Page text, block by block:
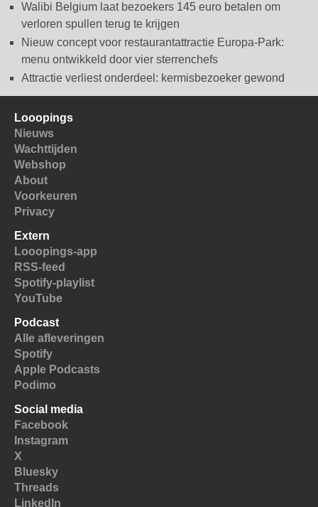
Walibi Belgium laat bezoekers 145 euro betalen om
verloren spullen terug te krijgen
Nieuw concept voor restaurantattractie Europa-Park:
menu ontwikkeld door vier sterrenchefs
Attractie verliest onderdeel: kermisbezoeker gewond
Looopings
Nieuws
Wachttijden
Webshop
About
Voorkeuren
Privacy
Extern
Looopings-app
RSS-feed
Spotify-playlist
YouTube
Podcast
Alle afleveringen
Spotify
Apple Podcasts
Podimo
Social media
Facebook
Instagram
X
Bluesky
Threads
LinkedIn